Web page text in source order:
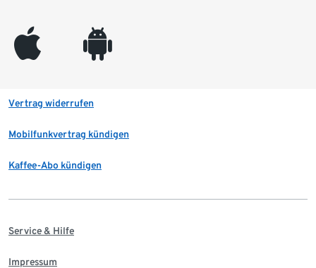
appleinc android
Vertrag widerrufen
Mobilfunkvertrag kündigen
Kaffee-Abo kündigen
Service & Hilfe
Impressum